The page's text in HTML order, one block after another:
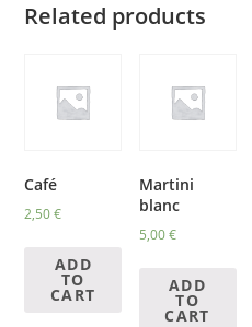
Related products
Café
2,50€
ADD
TO
CART
Martini
blanc
5,00€
ADD
TO
CART